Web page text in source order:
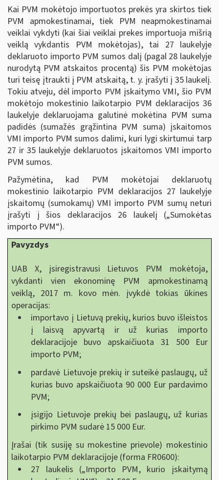
Kai PVM mokėtojo importuotos prekės yra skirtos tiek
PVM apmokestinamai, tiek PVM neapmokestinamai
veiklai vykdyti (kai šiai veiklai prekes importuoja mišrią
veiklą vykdantis PVM mokėtojas), tai 27 laukelyje
deklaruoto importo PVM sumos dalį (pagal 28 laukelyje
nurodytą PVM atskaitos procentą) šis PVM mokėtojas
turi teisę įtraukti į PVM atskaitą, t. y. įrašyti į 35 laukelį.
Tokiu atveju, dėl importo PVM įskaitymo VMI, šio PVM
mokėtojo mokestinio laikotarpio PVM deklaracijos 36
laukelyje deklaruojama galutinė mokėtina PVM suma
padidės (sumažės grąžintina PVM suma) įskaitomos
VMI importo PVM sumos dalimi, kuri lygi skirtumui tarp
27 ir 35 laukelyje deklaruotos įskaitomos VMI importo
PVM sumos.
Pažymėtina, kad PVM mokėtojai deklaruotų
mokestinio laikotarpio PVM deklaracijos 27 laukelyje
įskaitomų (sumokamų) VMI importo PVM sumų neturi
įrašyti į šios deklaracijos 26 laukelį („Sumokėtas
importo PVM“).
Pavyzdys
UAB X, įsiregistravusi Lietuvos PVM mokėtoja,
vykdanti vien ekonominę PVM apmokestinamą
veiklą, 2017 m. kovo mėn. įvykdė tokias ūkines
operacijas:
importavo į Lietuvą prekių, kurios buvo išleistos
į laisvą apyvartą ir už kurias importo
deklaracijoje buvo apskaičiuota 31 500 Eur
importo PVM;
pardavė Lietuvoje prekių ir suteikė paslaugų, už
kurias buvo apskaičiuota 90 000 Eur pardavimo
PVM;
įsigijo Lietuvoje prekių bei paslaugų, už kurias
pirkimo PVM sudarė 15 000 Eur.
Įrašai (tik susiję su mokestine prievole) mokestinio
laikotarpio PVM deklaracijoje (forma FR0600):
27 laukelis („Importo PVM, kurio įskaitymą